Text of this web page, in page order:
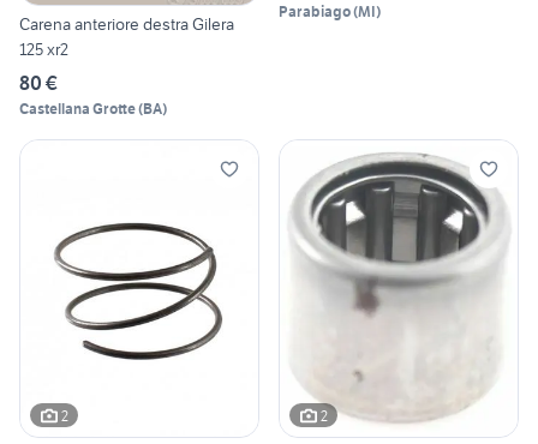
Carena anteriore destra Gilera
125 xr2
80 €
Castellana Grotte(BA)
Parabiago(MI)
2 2